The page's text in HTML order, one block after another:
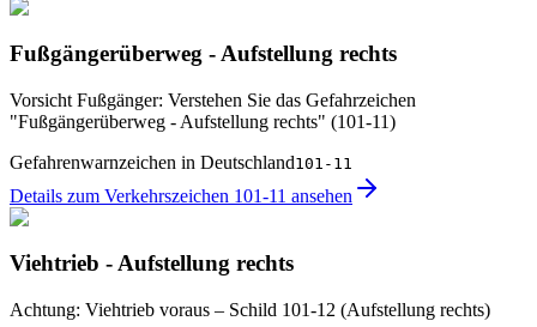
Fußgängerüberweg - Aufstellung rechts
Vorsicht Fußgänger: Verstehen Sie das Gefahrzeichen
"Fußgängerüberweg - Aufstellung rechts" (101-11)
Gefahrenwarnzeichen in Deutschland101-11
Details zum Verkehrszeichen 101-11 ansehen
Viehtrieb - Aufstellung rechts
Achtung: Viehtrieb voraus – Schild 101-12 (Aufstellung rechts)